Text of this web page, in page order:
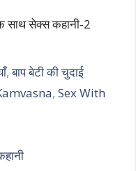
साथ सेक्स कहानी-2
,बाप बेटी की चुदाई
,Sex With